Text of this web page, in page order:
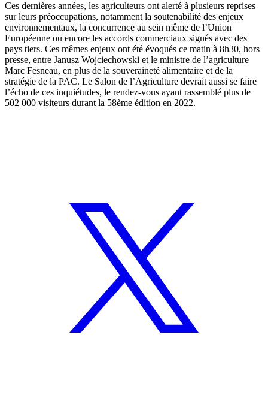
Ces dernières années, les agriculteurs ont alerté à plusieurs reprises
sur leurs préoccupations, notamment la soutenabilité des enjeux
environnementaux, la concurrence au sein même de l’Union
Européenne ou encore les accords commerciaux signés avec des
pays tiers. Ces mêmes enjeux ont été évoqués ce matin à 8h30, hors
presse, entre Janusz Wojciechowski et le ministre de l’agriculture
Marc Fesneau, en plus de la souveraineté alimentaire et de la
stratégie de la PAC. Le Salon de l’Agriculture devrait aussi se faire
l’écho de ces inquiétudes, le rendez-vous ayant rassemblé plus de
502 000 visiteurs durant la 58ème édition en 2022.